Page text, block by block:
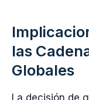
las
Globales
La decisión de